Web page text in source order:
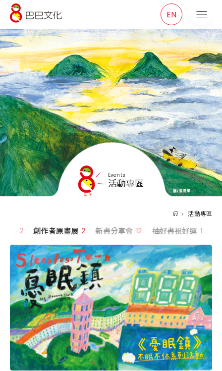
EN
Events
活動專區
活動專區
2 創作者原畫展 2 新書分享會 12 抽好書祝好運 1